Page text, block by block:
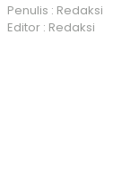
Penulis : Redaksi
Editor : Redaksi